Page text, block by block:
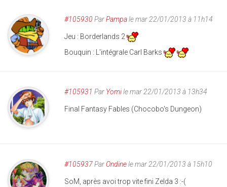
#105930 ParPampale mar 22/01/2013 à 11h14
Jeu : Borderlands 2
Bouquin : L'intégrale Carl Barks
#105931 Par Yomile mar 22/01/2013 à 13h34
Final Fantasy Fables (Chocobo's Dungeon)
#105937ParOndinele mar 22/01/2013 à 15h10
SoM, après avoi trop vite fini Zelda 3 :-(